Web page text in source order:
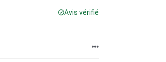
Avis vérifié